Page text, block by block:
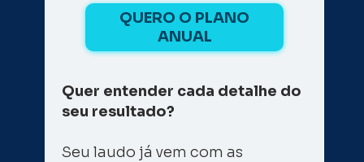
QUERO O PLANO
ANUAL
Quer entender cada detalhe do
seu resultado?
Seu laudo já vem com as